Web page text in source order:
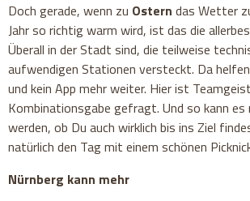
Doch gerade, wenn zu Ostern das Wetter
Jahr so richtig warm wird, ist das die
Überall in der Stadt sind, die teilweise
aufwendigen Stationen versteckt. Da
und kein App mehr weiter. Hier ist
Kombinationsgabe gefragt. Und so kann es
werden, ob Du auch wirklich bis ins Ziel
natürlich den Tag mit einem schönen
Nürnberg kann mehr